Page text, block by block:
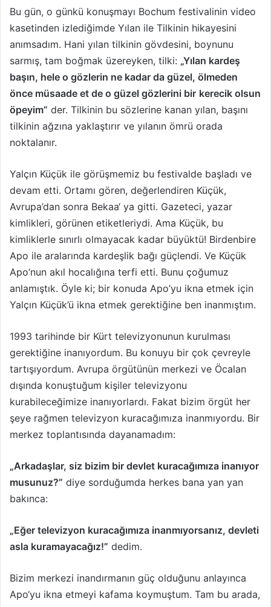
Bu gün, o günkü konuşmayı Bochum festivalinin video
kasetinden izlediğimde Yılan ile Tilkinin hikayesini
anımsadım. Hani yılan tilkinin gövdesini, boynunu
sarmış, tam boğmak üzereyken, tilki: „Yılan kardeş
başın, hele o gözlerin ne kadar da güzel, ölmeden
önce müsaade et de o güzel gözlerini bir kerecik olsun
öpeyim” der. Tilkinin bu sözlerine kanan yılan, başını
tilkinin ağzına yaklaştırır ve yılanın ömrü orada
noktalanır.
Yalçın Küçük ile görüşmemiz bu festivalde başladı ve
devam etti. Ortamı gören, değerlendiren Küçük,
Avrupa’dan sonra Bekaa‘ ya gitti. Gazeteci, yazar
kimlikleri, görünen etiketleriydi. Ama Küçük, bu
kimliklerle sınırlı olmayacak kadar büyüktü! Birdenbire
Apo ile aralarında kardeşlik bağı güçlendi. Ve Küçük
Apo’nun akıl hocalığına terfi etti. Bunu çoğumuz
anlamıştık. Öyle ki; bir konuda Apo’yu ikna etmek için
Yalçın Küçük’ü ikna etmek gerektiğine ben inanmıştım.
1993 tarihinde bir Kürt televizyonunun kurulması
gerektiğine inanıyordum. Bu konuyu bir çok çevreyle
tartışıyordum. Avrupa örgütünün merkezi ve Öcalan
dışında konuştuğum kişiler televizyonu
kurabileceğimize inanıyorlardı. Fakat bizim örgüt her
şeye rağmen televizyon kuracağımıza inanmıyordu. Bir
merkez toplantısında dayanamadım:
„Arkadaşlar, siz bizim bir devlet kuracağımıza inanıyor
musunuz?” diye sorduğumda herkes bana yan yan
bakınca:
„Eğer televizyon kuracağımıza inanmıyorsanız, devleti
asla kuramayacağız!” dedim.
Bizim merkezi inandırmanın güç olduğunu anlayınca
Apo‘yu ikna etmeyi kafama koymuştum. Tam bu arada,